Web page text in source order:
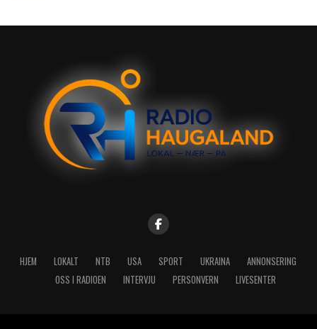
HJEM LOKALT NTB USA SPORT UKRAINA
ANNONSERING
OSS I RADIOEN
INTERVJU PERSONVERN LIVESENTER